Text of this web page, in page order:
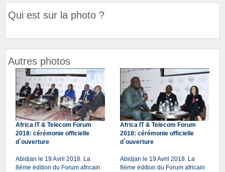
Qui est sur la photo ?
Autres photos
Africa IT & Telecom Forum
2018: cérémonie officielle
d`ouverture
Abidjan le 19 Avril 2018. La
8ème édition du Forum africain
Africa IT & Telecom Forum
2018: cérémonie officielle
d`ouverture
Abidjan le 19 Avril 2018. La
8ème édition du Forum africain